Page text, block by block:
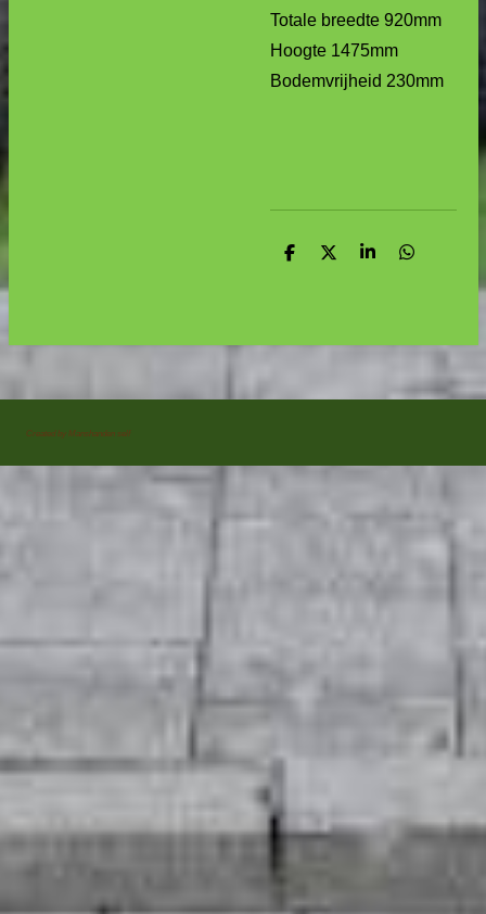
Totale breedte 920mm
Hoogte 1475mm
Bodemvrijheid 230mm
D
D
S
D
Created by Manshanden self